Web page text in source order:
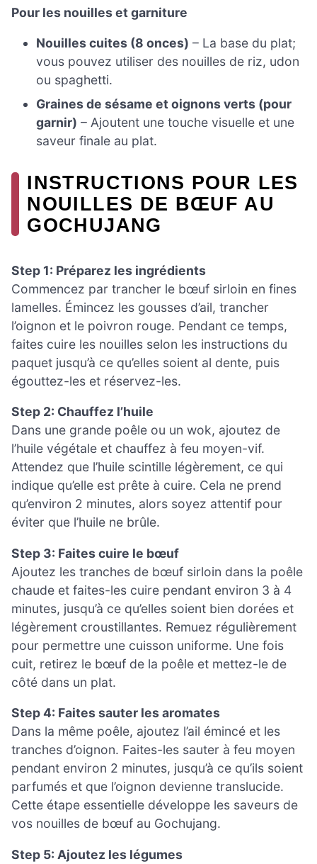
Pour les nouilles et garniture
Nouilles cuites (8 onces) – La base du plat;
vous pouvez utiliser des nouilles de riz, udon
ou spaghetti.
Graines de sésame et oignons verts (pour
garnir) – Ajoutent une touche visuelle et une
saveur finale au plat.
INSTRUCTIONS POUR LES
NOUILLES DE BŒUF AU
GOCHUJANG
Step 1: Préparez les ingrédients
Commencez par trancher le bœuf sirloin en fines
lamelles. Émincez les gousses d’ail, trancher
l’oignon et le poivron rouge. Pendant ce temps,
faites cuire les nouilles selon les instructions du
paquet jusqu’à ce qu’elles soient al dente, puis
égouttez-les et réservez-les.
Step 2: Chauffez l’huile
Dans une grande poêle ou un wok, ajoutez de
l’huile végétale et chauffez à feu moyen-vif.
Attendez que l’huile scintille légèrement, ce qui
indique qu’elle est prête à cuire. Cela ne prend
qu’environ 2 minutes, alors soyez attentif pour
éviter que l’huile ne brûle.
Step 3: Faites cuire le bœuf
Ajoutez les tranches de bœuf sirloin dans la poêle
chaude et faites-les cuire pendant environ 3 à 4
minutes, jusqu’à ce qu’elles soient bien dorées et
légèrement croustillantes. Remuez régulièrement
pour permettre une cuisson uniforme. Une fois
cuit, retirez le bœuf de la poêle et mettez-le de
côté dans un plat.
Step 4: Faites sauter les aromates
Dans la même poêle, ajoutez l’ail émincé et les
tranches d’oignon. Faites-les sauter à feu moyen
pendant environ 2 minutes, jusqu’à ce qu’ils soient
parfumés et que l’oignon devienne translucide.
Cette étape essentielle développe les saveurs de
vos nouilles de bœuf au Gochujang.
Step 5: Ajoutez les légumes